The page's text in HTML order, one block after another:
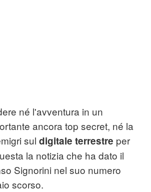
né l'avventura in un
ancora top secret, né la
sul digitale terrestre per
la notizia che ha dato il
Signorini nel suo numero
scorso.